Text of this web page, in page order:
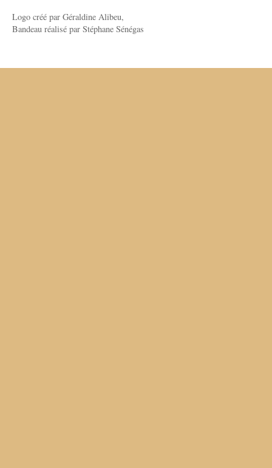
Logo créé par Géraldine Alibeu,
Bandeau réalisé par Stéphane Sénégas